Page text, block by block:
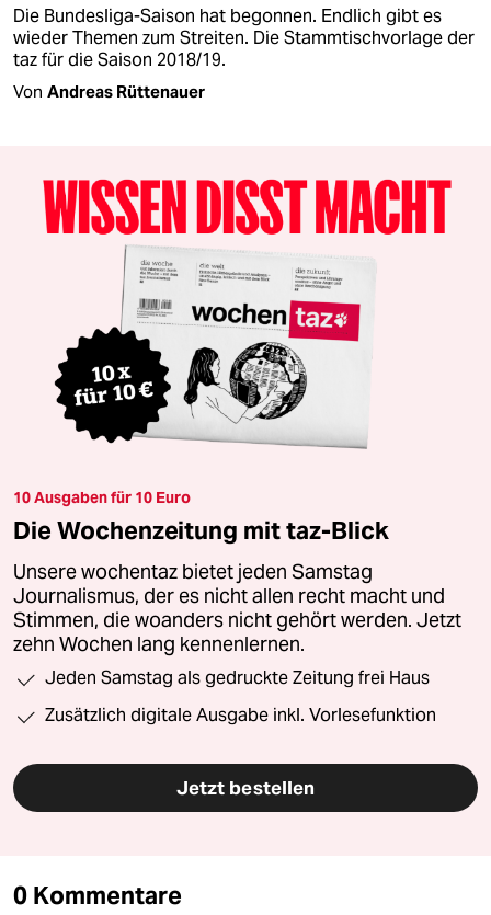
Die Bundesliga-Saison hat begonnen. Endlich gibt es
wieder Themen zum Streiten. Die Stammtischvorlage der
taz für die Saison 2018/19.
Von Andreas Rüttenauer
10 Ausgaben für 10 Euro
Die Wochenzeitung mit taz-Blick
Unsere wochentaz bietet jeden Samstag
Journalismus, der es nicht allen recht macht und
Stimmen, die woanders nicht gehört werden. Jetzt
zehn Wochen lang kennenlernen.
Jeden Samstag als gedruckte Zeitung frei Haus
Zusätzlich digitale Ausgabe inkl. Vorlesefunktion
Jetzt bestellen
0 Kommentare